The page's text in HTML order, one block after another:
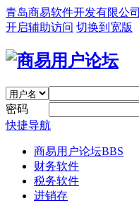
青岛商易软件开发有限公司
开启辅助访问 切换到宽版
密码
快捷导航
商易用户论坛BBS
财务软件
税务软件
进销存